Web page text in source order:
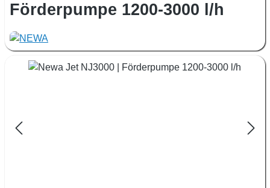
Förderpumpe 1200-3000 l/h
Bildergalerie überspringen